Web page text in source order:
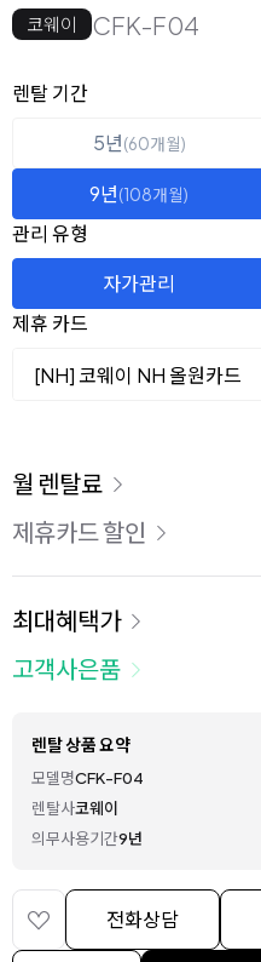
코웨이 CFK-F04
옵션 선택
렌탈 선택
렌탈 기간
5년(60개월)
9년(108개월)
관리 유형
자가관리
제휴 카드
[NH] 코웨이 NH 올원카드
이용 요금
월 렌탈료
제휴카드 할인
최대혜택가
고객사은품
렌탈 상품 요약
모델명CFK-F04
렌탈사코웨이
의무사용기간9년
전화상담